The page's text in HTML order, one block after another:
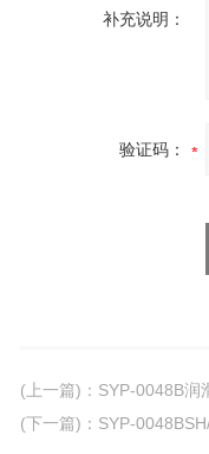
补充说明：
验证码：
(上一篇) ： SYP-0048B润
(下一篇) ： SYP-